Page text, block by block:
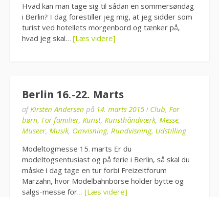
Hvad kan man tage sig til sådan en sommersøndag
i Berlin? I dag forestiller jeg mig, at jeg sidder som
turist ved hotellets morgenbord og tænker på,
hvad jeg skal… [Læs videre]
Berlin 16.-22. Marts
afKirsten Andersen på 14. marts 2015 i Club, For
børn, For familier, Kunst, Kunsthåndværk, Messe,
Museer, Musik, Omvisning, Rundvisning, Udstilling
Modeltogmesse 15. marts Er du
modeltogsentusiast og på ferie i Berlin, så skal du
måske i dag tage en tur forbi Freizeitforum
Marzahn, hvor Modelbahnbörse holder bytte og
salgs-messe for… [Læs videre]